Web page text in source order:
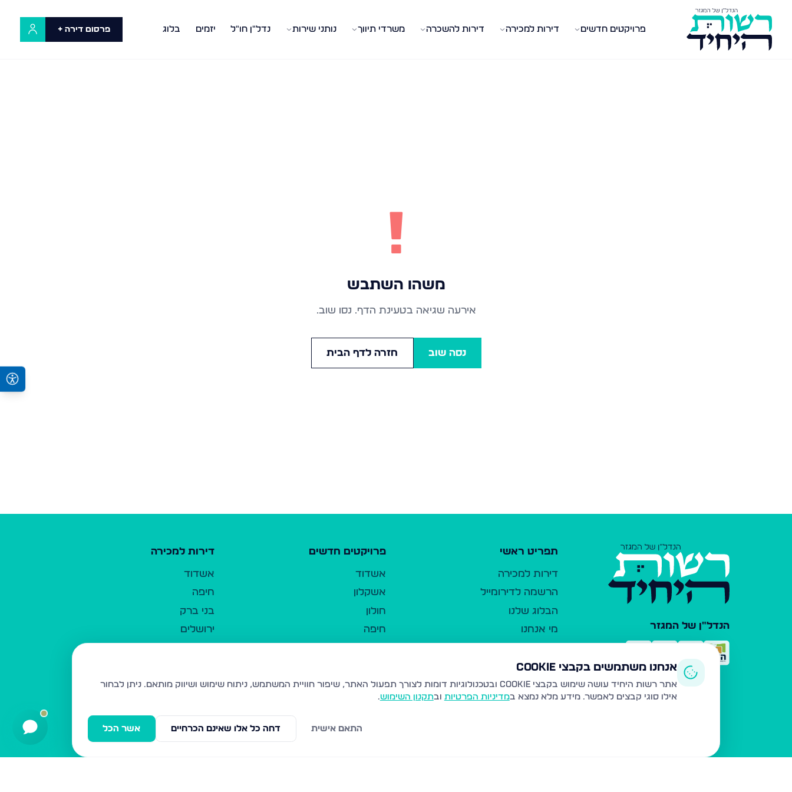
פרויקטים חדשים דירות למכירה דירות להשכרה משרדי תיווך נותני שירות נדל"ן חו"ל יזמים בלוג פרסום דירה +
!
משהו השתבש
אירעה שגיאה בטעינת הדף. נסו שוב.
נסה שוב חזרה לדף הבית
הנדל"ן של המגזר
תפריט ראשי
דירות למכירה
הרשמה לדירומייל
הבלוג שלנו
מי אנחנו
כלי עזר
פרסום ברשות היחיד
משרדי תיווך
פרויקטים חדשים
אשדוד
אשקלון
חולון
חיפה
נהריה
עמנואל
דירות למכירה
אשדוד
חיפה
בני ברק
ירושלים
בית שמש
ביתר עילית
אנחנו משתמשים בקבצי Cookie
אתר רשות היחיד עושה שימוש בקבצי Cookie ובטכנולוגיות דומות לצורך תפעול האתר, שיפור חוויית המשתמש, ניתוח שימוש ושיווק מותאם.
ניתן לבחור
אילו סוגי קבצים לאפשר. מידע מלא נמצא במדיניות הפרטיות ובתקנון השימוש.
אשר הכל דחה כל אלו שאינם הכרחיים התאם אישית